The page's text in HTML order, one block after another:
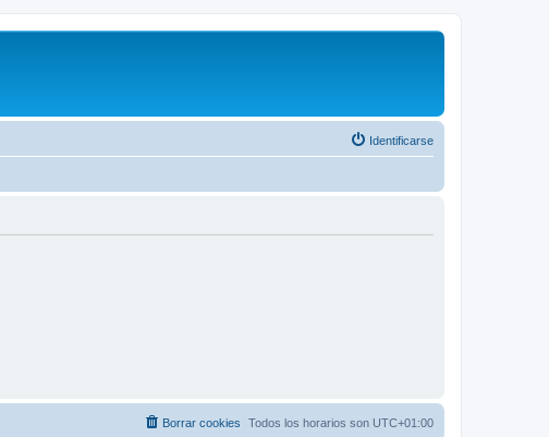
Identificarse
Todos los horarios son UTC+01:00
Borrar cookies